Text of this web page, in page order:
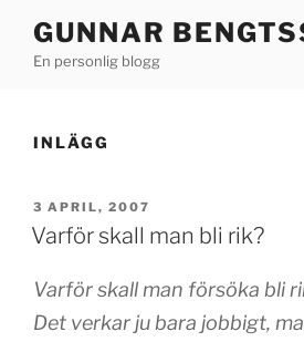
innehåll
GUNNAR
En personlig blogg
INLÄGG
PUBLICERAT
3 APRIL, 2007
Varför skall man bli rik?
Varför skall man försöka bli
Det verkar ju bara jobbigt,